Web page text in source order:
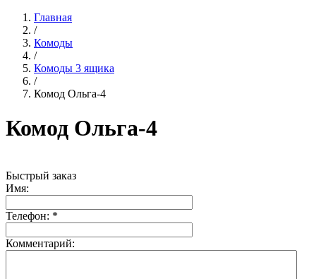
Главная
/
Комоды
/
Комоды 3 ящика
/
Комод Ольга-4
Комод Ольга-4
Быстрый заказ
Имя:
Телефон: *
Комментарий: